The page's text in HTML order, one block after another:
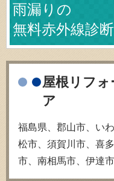
雨漏りの
無料赤外線診断
屋根リフ
ア
福島県、郡山市、い
松市、須賀川市、喜
市、南相馬市、伊達